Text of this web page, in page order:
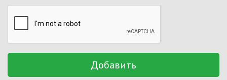
Добавить